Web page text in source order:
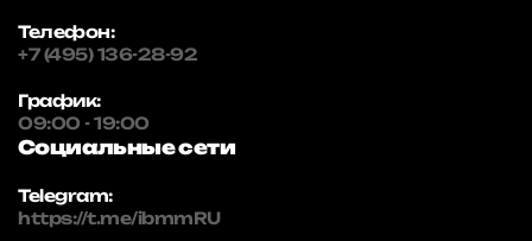
Телефон:
+7 (495) 136-28-92
График:
09:00 - 19:00
Социальные сети
Telegram:
https://t.me/ibmmRU